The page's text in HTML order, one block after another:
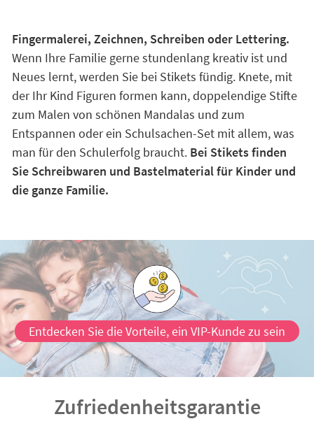
Fingermalerei, Zeichnen, Schreiben oder Lettering.
Wenn Ihre Familie gerne stundenlang kreativ ist und
Neues lernt, werden Sie bei Stikets fündig. Knete, mit
der Ihr Kind Figuren formen kann, doppelendige Stifte
zum Malen von schönen Mandalas und zum
Entspannen oder ein Schulsachen-Set mit allem, was
man für den Schulerfolg braucht. Bei Stikets finden
Sie Schreibwaren und Bastelmaterial für Kinder und
die ganze Familie.
Entdecken Sie die Vorteile, ein VIP-Kunde zu sein
Zufriedenheitsgarantie